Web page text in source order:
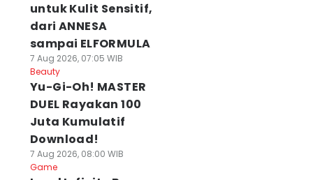
untuk Kulit Sensitif,
dari ANNESA
sampai ELFORMULA
7 Aug 2026, 07:05 WIB
Beauty
Yu-Gi-Oh! MASTER
DUEL Rayakan 100
Juta Kumulatif
Download!
7 Aug 2026, 08:00 WIB
Game